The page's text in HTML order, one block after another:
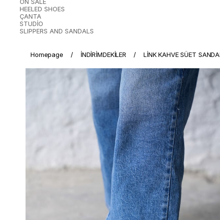
ON SALE
HEELED SHOES
ÇANTA
STUDİO
SLIPPERS AND SANDALS
Homepage İNDİRİMDEKİLER LİNK KAHVE SÜET